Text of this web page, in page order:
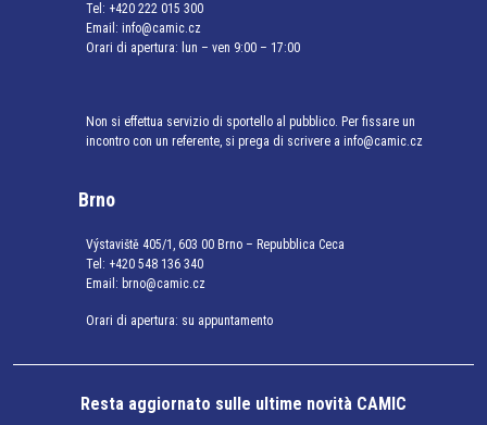
Tel: +420 222 015 300
Email: info@camic.cz
Orari di apertura: lun – ven 9:00 – 17:00
Non si effettua servizio di sportello al pubblico. Per fissare un
incontro con un referente, si prega di scrivere a info@camic.cz
Brno
Výstaviště 405/1, 603 00 Brno – Repubblica Ceca
Tel: +420 548 136 340
Email: brno@camic.cz
Orari di apertura: su appuntamento
Resta aggiornato sulle ultime novità CAMIC